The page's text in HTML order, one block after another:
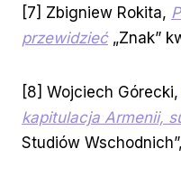
[7] Zbigniew Rokita,
przewidzieć „Znak”
[8] Wojciech Górecki,
kapitulacja Armenii,
Studiów